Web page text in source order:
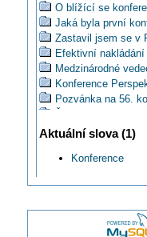
O blížící se
Jaká byla první
Zastavil jsem se v
Efektivní
Medzinárodné
Konference
Pozvánka na 56.
Proč se ve
SOLIDTEAM?
XII. ročník
Partizán**** na Táloch
Kde a o čem bude
Proč bývá
Aktuální slova (1)
Konference